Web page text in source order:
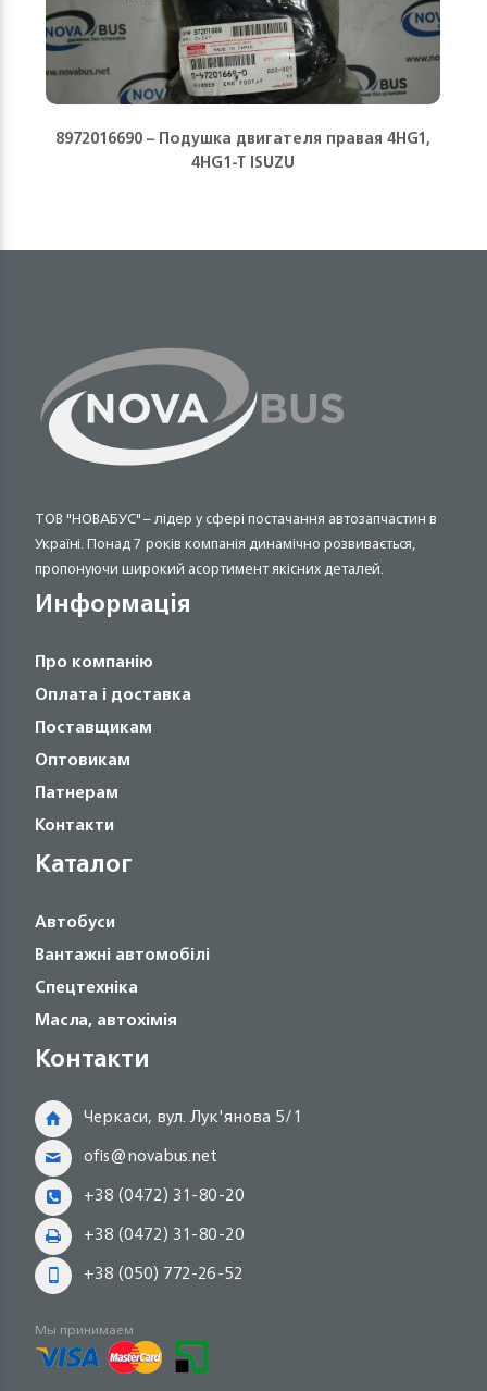
8972016690 – Подушка двигателя правая 4HG1,
4HG1-T ISUZU
ТОВ "НОВАБУС" – лідер у сфері постачання автозапчастин в
Україні. Понад 7 років компанія динамічно розвивається,
пропонуючи широкий асортимент якісних деталей.
Информація
Про компанію
Оплата і доставка
Поставщикам
Оптовикам
Патнерам
Контакти
Каталог
Автобуси
Вантажні автомобілі
Спецтехніка
Масла, автохімія
Контакти
Черкаси, вул. Лук'янова 5/1
ofis@novabus.net
+38 (0472) 31-80-20
+38 (0472) 31-80-20
+38 (050) 772-26-52
Мы принимаем